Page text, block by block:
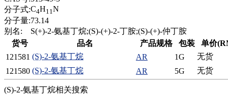
醌
蜡
锂
啉
磷
膦
硫
铝
氯
分子式:C4H11N
分子量:73.14
别名:
S(+)-2-氨基丁烷;(S)-(+)-2-丁胺;(S)-(+)-仲丁胺
货号
品名 产品规格 包装
单价
121581 (S)-2-氨基丁烷 AR 1G
无货
121580 (S)-2-氨基丁烷 AR 5G 无货
(S)-2-氨基丁烷相关搜索